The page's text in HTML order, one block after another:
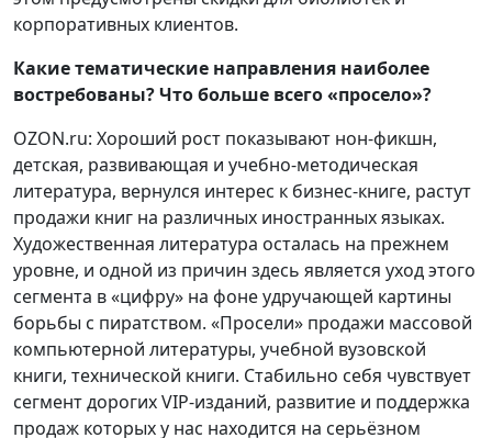
корпоративных клиентов.
Какие тематические направления наиболее
востребованы? Что больше всего «просело»?
OZON.ru: Хороший рост показывают нон-фикшн,
детская, развивающая и учебно-методическая
литература, вернулся интерес к бизнес-книге, растут
продажи книг на различных иностранных языках.
Художественная литература осталась на прежнем
уровне, и одной из причин здесь является уход этого
сегмента в «цифру» на фоне удручающей картины
борьбы с пиратством. «Просели» продажи массовой
компьютерной литературы, учебной вузовской
книги, технической книги. Стабильно себя чувствует
сегмент дорогих VIP-изданий, развитие и поддержка
продаж которых у нас находится на серьёзном